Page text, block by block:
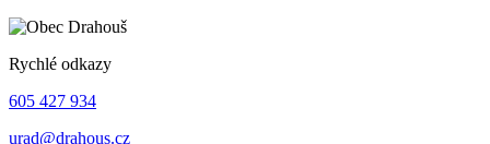
Rychlé odkazy
605 427 934
urad@drahous.cz